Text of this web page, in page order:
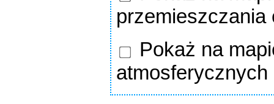
Pokaż na
atmosferycznych